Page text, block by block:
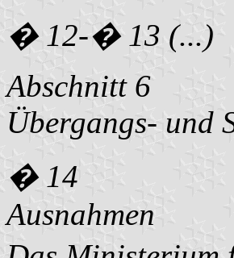
� 12-� 13 (...)
Abschnitt 6
Übergangs- und
� 14
Ausnahmen